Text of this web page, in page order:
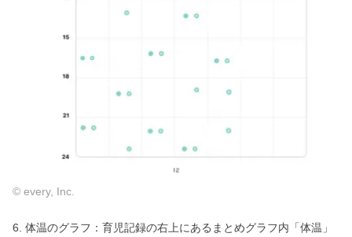
© every, Inc.
6. 体温のグラフ：育児記録の右上にあるまとめグラフ内「体温」